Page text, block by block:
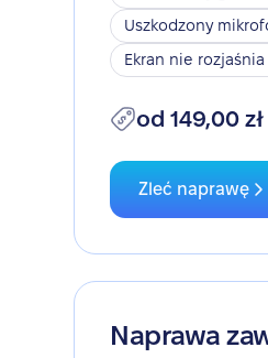
Uszkodzony
Ekran nie
od 149,00 zł
Zleć naprawę
Naprawa